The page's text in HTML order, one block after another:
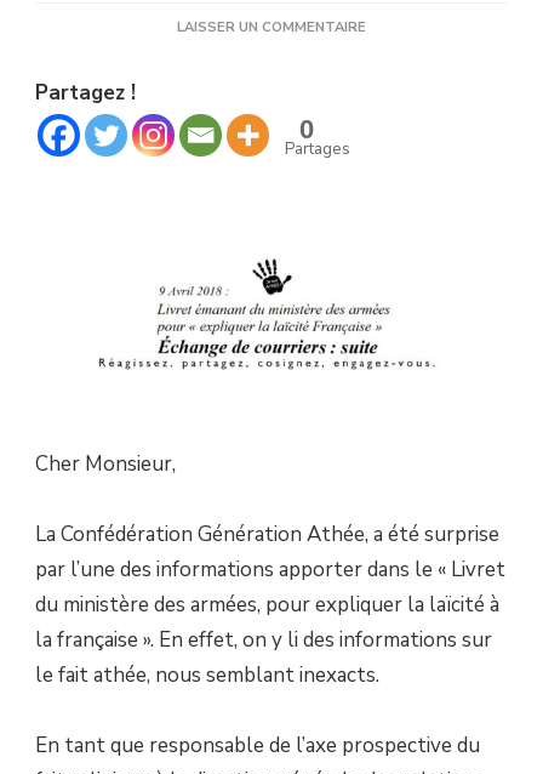
LAISSER UN COMMENTAIRE
Partagez !
0
Partages
Cher Monsieur,
La Confédération Génération Athée, a été surprise
par l’une des informations apporter dans le « Livret
du ministère des armées, pour expliquer la laïcité à
la française ». En effet, on y li des informations sur
le fait athée, nous semblant inexacts.
En tant que responsable de l’axe prospective du